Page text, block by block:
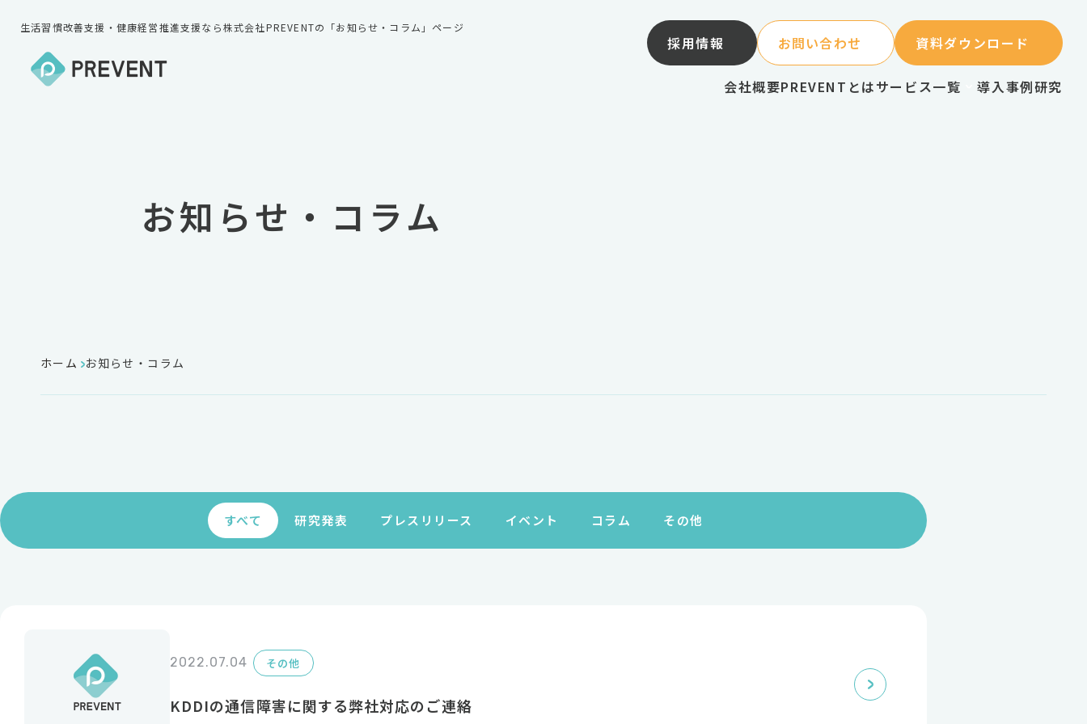
生活習慣改善支援・健康経営推進支援なら株式会社PREVENTの「お知らせ・コラム」ページ
採用情報 お問い合わせ 資料ダウンロード
会社概要PREVENTとはサービス一覧 導入事例研究
お知らせ・コラム
ホーム お知らせ・コラム
すべて 研究発表 プレスリリース イベント コラム その他
2022.07.04 その他
KDDIの通信障害に関する弊社対応のご連絡